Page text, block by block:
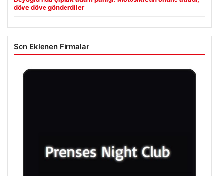
döve döve gönderdiler
Son Eklenen Firmalar